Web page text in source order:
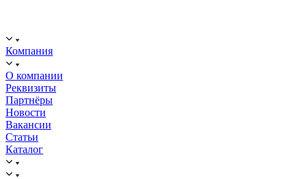
Компания
О компании
Реквизиты
Партнёры
Новости
Вакансии
Статьи
Каталог